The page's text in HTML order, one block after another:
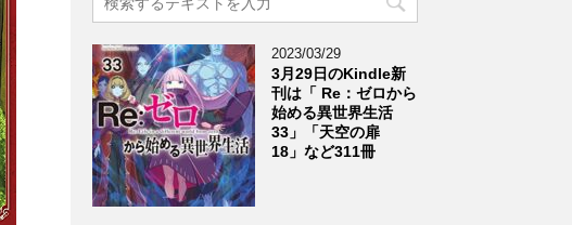
2023/03/29
3月29日のKindle新
刊は「 Re：ゼロから
始める異世界生活
33」「天空の扉
18」など311冊